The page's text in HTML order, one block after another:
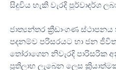
සිදුවිය හැකි වැරදි පූර්වාදර්ශ
ජාත්‍යන්තර ක්‍රීඩාංගණ
පදනම්ව පරිසරයට හා ජන
තෝරාගෙන නිවැරදි පාරිසරික
ප්‍රතිලාභ ලැබෙන ලෙස